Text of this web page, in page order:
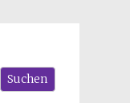
Suchen